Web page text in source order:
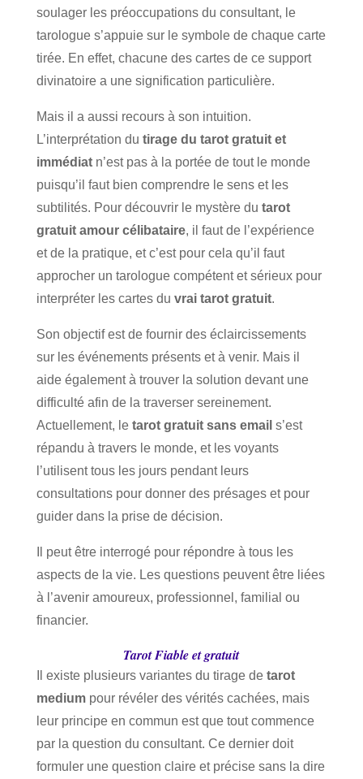
soulager les préoccupations du consultant, le
tarologue s’appuie sur le symbole de chaque carte
tirée. En effet, chacune des cartes de ce support
divinatoire a une signification particulière.
Mais il a aussi recours à son intuition.
L’interprétation du tirage du tarot gratuit et
immédiatn’est pas à la portée de tout le monde
puisqu’il faut bien comprendre le sens et les
subtilités. Pour découvrir le mystère du tarot
gratuit amour célibataire, il faut de l’expérience
et de la pratique, et c’est pour cela qu’il faut
approcher un tarologue compétent et sérieux pour
interpréter les cartes du vrai tarot gratuit.
Son objectif est de fournir des éclaircissements
sur les événements présents et à venir. Mais il
aide également à trouver la solution devant une
difficulté afin de la traverser sereinement.
Actuellement, le tarot gratuit sans email s’est
répandu à travers le monde, et les voyants
l’utilisent tous les jours pendant leurs
consultations pour donner des présages et pour
guider dans la prise de décision.
Il peut être interrogé pour répondre à tous les
aspects de la vie. Les questions peuvent être liées
à l’avenir amoureux, professionnel, familial ou
financier.
Tarot Fiable et gratuit
Il existe plusieurs variantes du tirage de tarot
medium pour révéler des vérités cachées, mais
leur principe en commun est que tout commence
par la question du consultant. Ce dernier doit
formuler une question claire et précise sans la dire